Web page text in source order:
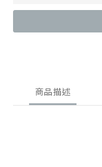
商品描述